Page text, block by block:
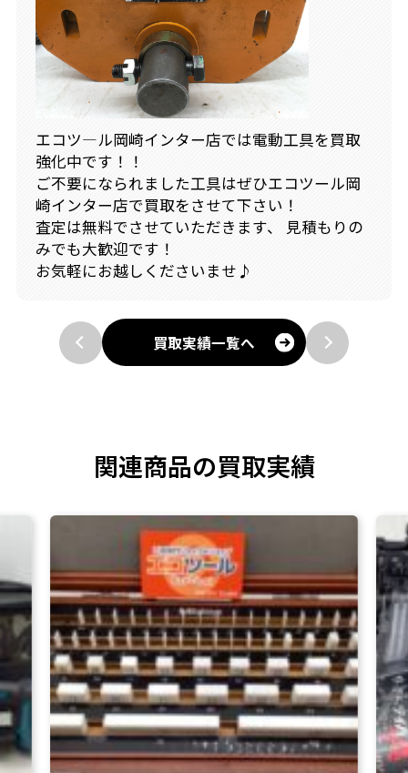
エコツ―ル岡崎インター店では電動工具を買取
強化中です！！
ご不要になられました工具はぜひエコツール岡
崎インター店で買取をさせて下さい！
査定は無料でさせていただきます、 見積もりの
みでも大歓迎です！
お気軽にお越しくださいませ♪
買取実績一覧へ
関連商品の買取実績